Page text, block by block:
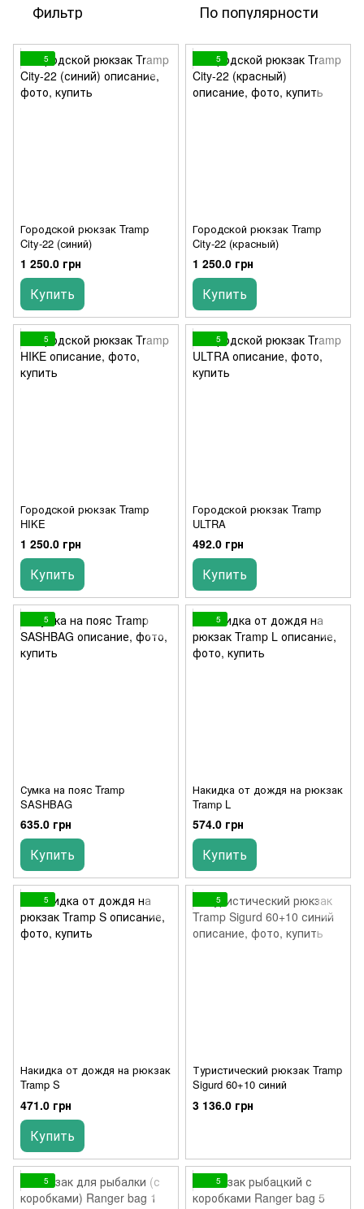
Фильтр По популярности
5
Городской рюкзак Tramp
City-22 (синий)
1 250.0 грн
Купить
5
Городской рюкзак Tramp
City-22 (красный)
1 250.0 грн
Купить
5
Городской рюкзак Tramp
HIKE
1 250.0 грн
Купить
5
Городской рюкзак Tramp
ULTRA
492.0 грн
Купить
5
Сумка на пояс Tramp
SASHBAG
635.0 грн
Купить
5
Накидка от дождя на рюкзак
Tramp L
574.0 грн
Купить
5
Накидка от дождя на рюкзак
Tramp S
471.0 грн
Купить
5
Туристический рюкзак Tramp
Sigurd 60+10 синий
3 136.0 грн
5 5